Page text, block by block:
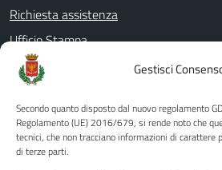
Gestisci
Secondo quanto disposto dal nuovo regolamento
Regolamento (UE) 2016/679, si rende noto che
tecnici, che non tracciano informazioni di carattere
di terze parti.
Richiesta assistenza
Ufficio Stampa
Amministrazione Trasparente
Albo pretorio
Informativa privacy
Note legali